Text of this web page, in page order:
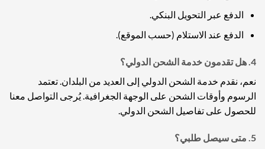
الدفع عبر التحويل البنكي.
الدفع عند الاستلام (حسب الموقع).
4. هل تقدمون خدمة الشحن الدولي؟
نعم، نقدم خدمة الشحن الدولي إلى العديد من البلدان. تعتمد
الرسوم وأوقات الشحن على الوجهة الجغرافية. يُرجى التواصل معنا
للحصول على تفاصيل الشحن الدولي.
5. متى سيصل طلبي؟